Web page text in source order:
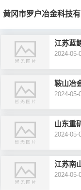
黄冈市罗户冶金科技
首
江苏蓝
2024-05-
鞍山冶
2024-05-
山东重
2024-05-
江苏南
2024-05-